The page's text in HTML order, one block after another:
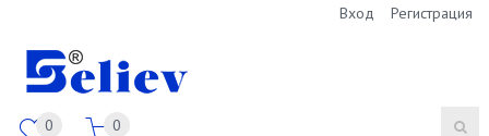
Вход Регистрация
0 0